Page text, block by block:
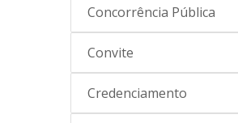
Concorrência Pública
Convite
Credenciamento